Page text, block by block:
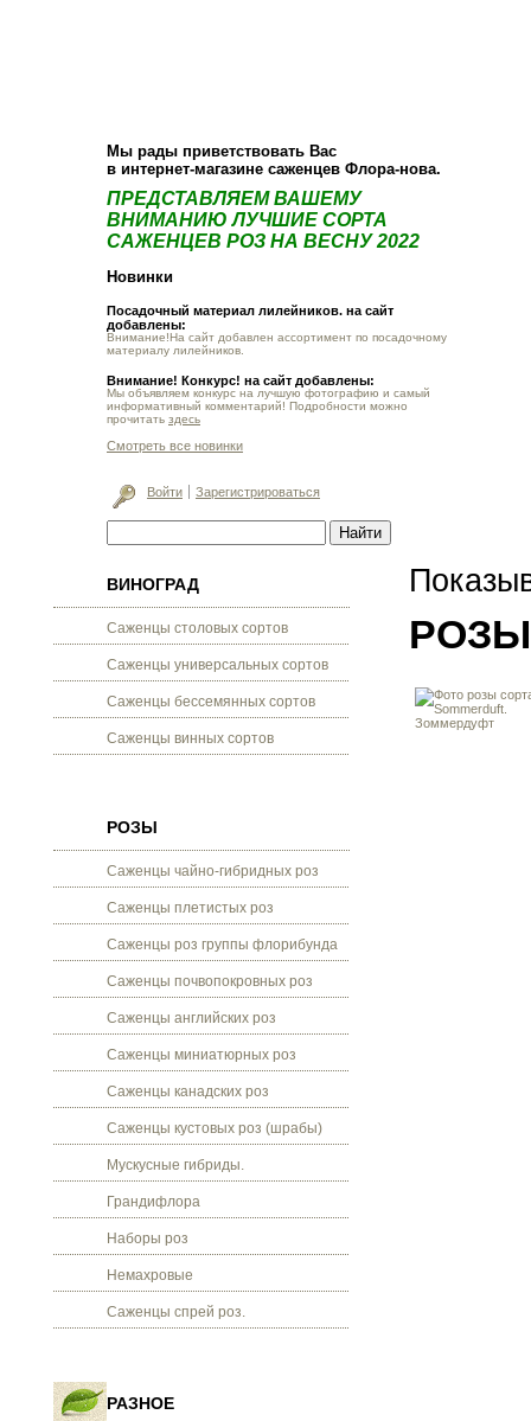
Мы рады приветствовать Вас
в интернет-магазине саженцев Флора-нова.
ПРЕДСТАВЛЯЕМ ВАШЕМУ
ВНИМАНИЮ ЛУЧШИЕ СОРТА
САЖЕНЦЕВ РОЗ НА ВЕСНУ 2022
Новинки
Посадочный материал лилейников. на сайт
добавлены:
Внимание!На сайт добавлен ассортимент по посадочному
материалу лилейников.
Внимание! Конкурс! на сайт добавлены:
Мы объявляем конкурс на лучшую фотографию и самый
информативный комментарий! Подробности можно
прочитать здесь
Смотреть все новинки
Войти Зарегистрироваться
ВИНОГРАД
Саженцы столовых сортов
Саженцы универсальных сортов
Саженцы бессемянных сортов
Саженцы винных сортов
РОЗЫ
Саженцы чайно-гибридных роз
Саженцы плетистых роз
Саженцы роз группы флорибунда
Саженцы почвопокровных роз
Саженцы английских роз
Саженцы миниатюрных роз
Саженцы канадских роз
Саженцы кустовых роз (шрабы)
Мускусные гибриды.
Грандифлора
Наборы роз
Немахровые
Саженцы спрей роз.
РАЗНОЕ
РОЗЫ